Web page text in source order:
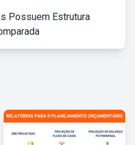
Possuem Estrutura